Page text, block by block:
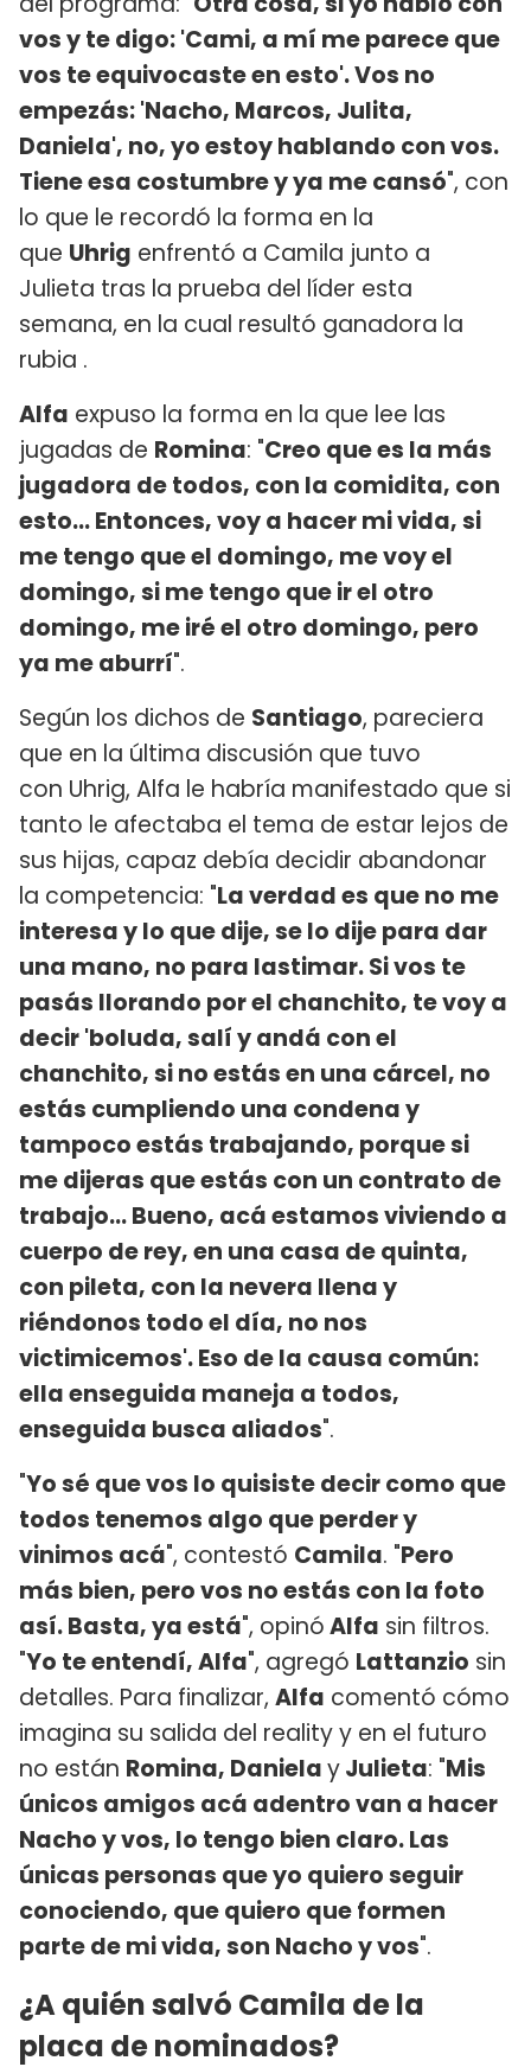
vos y te digo: 'Cami, a mí me parece que
vos te equivocaste en esto'. Vos no
empezás: 'Nacho, Marcos, Julita,
Daniela', no, yo estoy hablando con vos.
Tiene esa costumbre y ya me cansó", con
lo que le recordó la forma en la
que Uhrig enfrentó a Camila junto a
Julieta tras la prueba del líder esta
semana, en la cual resultó ganadora la
rubia .
Alfa expuso la forma en la que lee las
jugadas de Romina: "Creo que es la más
jugadora de todos, con la comidita, con
esto... Entonces, voy a hacer mi vida, si
me tengo que el domingo, me voy el
domingo, si me tengo que ir el otro
domingo, me iré el otro domingo, pero
ya me aburrí".
Según los dichos de Santiago, pareciera
que en la última discusión que tuvo
con Uhrig, Alfa le habría manifestado que si
tanto le afectaba el tema de estar lejos de
sus hijas, capaz debía decidir abandonar
la competencia: "La verdad es que no me
interesa y lo que dije, se lo dije para dar
una mano, no para lastimar. Si vos te
pasás llorando por el chanchito, te voy a
decir 'boluda, salí y andá con el
chanchito, si no estás en una cárcel, no
estás cumpliendo una condena y
tampoco estás trabajando, porque si
me dijeras que estás con un contrato de
trabajo... Bueno, acá estamos viviendo a
cuerpo de rey, en una casa de quinta,
con pileta, con la nevera llena y
riéndonos todo el día, no nos
victimicemos'. Eso de la causa común:
ella enseguida maneja a todos,
enseguida busca aliados".
"Yo sé que vos lo quisiste decir como que
todos tenemos algo que perder y
vinimos acá", contestó Camila. "Pero
más bien, pero vos no estás con la foto
así. Basta, ya está", opinóAlfa sin filtros.
"Yo te entendí, Alfa", agregó Lattanzio sin
detalles. Para finalizar, Alfa comentó cómo
imagina su salida del reality y en el futuro
no están Romina, DanielayJulieta: "Mis
únicos amigos acá adentro van a hacer
Nacho y vos, lo tengo bien claro. Las
únicas personas que yo quiero seguir
conociendo, que quiero que formen
parte de mi vida, son Nacho y vos".
¿A quién salvó Camila de la
placa de nominados?